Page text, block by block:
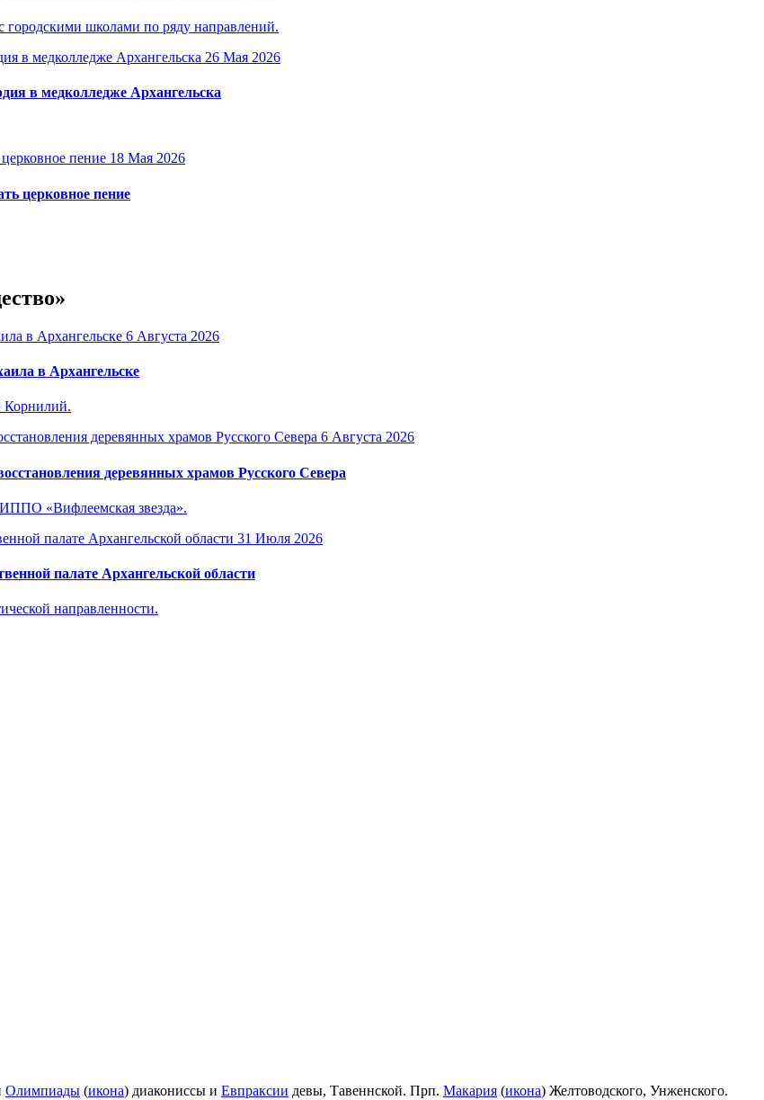
городскими школами по ряду направлений.
26 Мая 2026
в медколледже Архангельска
18 Мая 2026
церковное пение
6 Августа 2026
в Архангельске
Корнилий.
6 Августа 2026
деревянных храмов Русского Севера
«Вифлеемская звезда».
31 Июля 2026
палате Архангельской области
направленности.
Олимпиады (икона) диакониссы и Евпраксии девы, Тавеннской. Прп. Макария (икона) Желтоводского, Унженского.